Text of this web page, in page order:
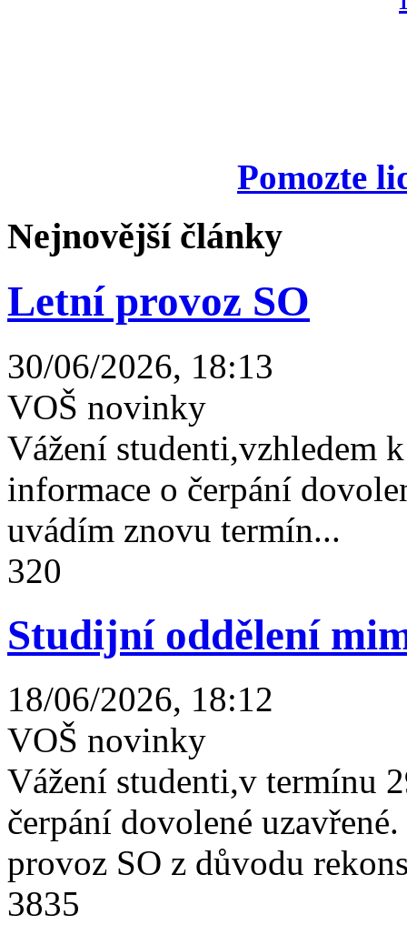
Pomozte
Nejnovější články
Letní provoz SO
30/06/2026, 18:13
VOŠ novinky
Vážení studenti,vzhledem
informace o čerpání
uvádím znovu termín...
320
Studijní oddělení
18/06/2026, 18:12
VOŠ novinky
Vážení studenti,v termínu
čerpání dovolené
provoz SO z důvodu
3835